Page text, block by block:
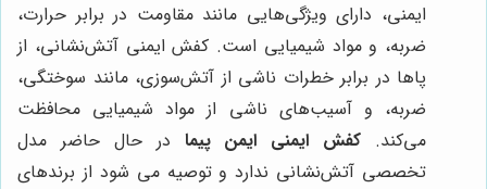
ایمنی، دارای ویژگی‌هایی مانند مقاومت در برابر حرارت،
ضربه، و مواد شیمیایی است. کفش ایمنی آتش‌نشانی، از
پاها در برابر خطرات ناشی از آتش‌سوزی، مانند سوختگی،
ضربه، و آسیب‌های ناشی از مواد شیمیایی محافظت
می‌کند. کفش ایمنی ایمن پیما در حال حاضر مدل
تخصصی آتش‌نشانی ندارد و توصیه می شود از برندهای